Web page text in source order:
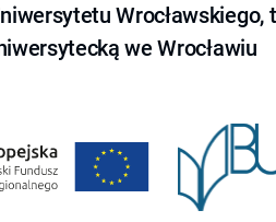
we Wrocławiu